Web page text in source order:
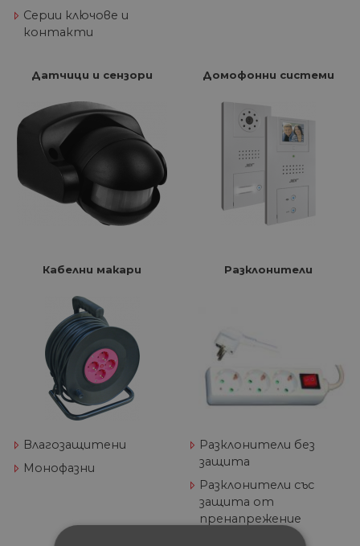
Серии ключове и
контакти
Датчици и сензори Домофонни системи
Кабелни макари
Влагозащитени
Монофазни
Разклонители
Разклонители без
защита
Разклонители със
защита от
пренапрежение